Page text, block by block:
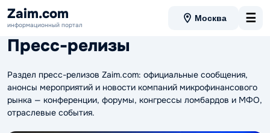
Zaim.com
информационный портал
Москва ☰
Пресс-релизы
Раздел пресс-релизов Zaim.com: официальные сообщения,
анонсы мероприятий и новости компаний микрофинансового
рынка — конференции, форумы, конгрессы ломбардов и МФО,
отраслевые события.